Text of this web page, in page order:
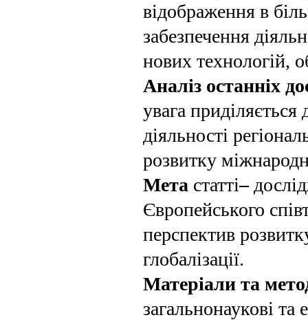
відобра­ження в
забезпечення
нових технологій,
Аналіз останніх
увага
діяльності
розвитку
Мета статті–
Європей­ського
перспектив
глобалізації.
Матеріали та
загальнонаукові